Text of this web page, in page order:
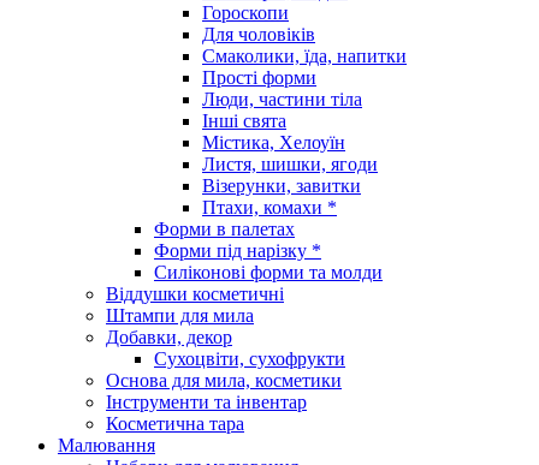
Гороскопи
Для чоловіків
Смаколики, їда, напитки
Прості форми
Люди, частини тіла
Інші свята
Містика, Хелоуїн
Листя, шишки, ягоди
Візерунки, завитки
Птахи, комахи *
Форми в палетах
Форми під нарізку *
Силіконові форми та молди
Віддушки косметичні
Штампи для мила
Добавки, декор
Сухоцвіти, сухофрукти
Основа для мила, косметики
Інструменти та інвентар
Косметична тара
Малювання